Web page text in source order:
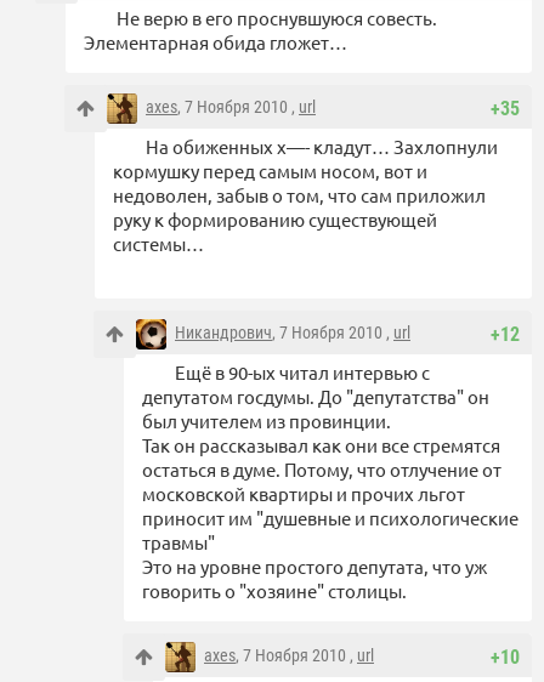
Не верю в его проснувшуюся совесть.
Элементарная обида гложет…
+35
axes, 7 Ноября 2010 , url
На обиженных х—- кладут… Захлопнули
кормушку перед самым носом, вот и
недоволен, забыв о том, что сам приложил
руку к формированию существующей
системы…
+12
Никандрович, 7 Ноября 2010 , url
Ещё в 90-ых читал интервью с
депутатом госдумы. До "депутатства" он
был учителем из провинции.
Так он рассказывал как они все стремятся
остаться в думе. Потому, что отлучение от
московской квартиры и прочих льгот
приносит им "душевные и психологические
травмы"
Это на уровне простого депутата, что уж
говорить о "хозяине" столицы.
+10
axes, 7 Ноября 2010 , url